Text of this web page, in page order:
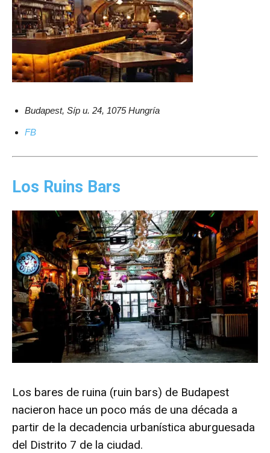
Budapest, Síp u. 24, 1075 Hungría
FB
Los Ruins Bars
Los bares de ruina (ruin bars) de Budapest
nacieron hace un poco más de una década a
partir de la decadencia urbanística aburguesada
del Distrito 7 de la ciudad.